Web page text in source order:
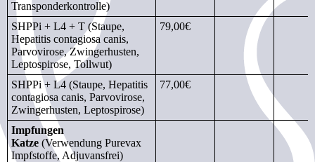
Transponderkontrolle)
SHPPi + L4 + T (Staupe,
Hepatitis contagiosa canis,
Parvovirose, Zwingerhusten,
Leptospirose, Tollwut)
79,00€
SHPPi + L4 (Staupe, Hepatitis
contagiosa canis, Parvovirose,
Zwingerhusten, Leptospirose)
77,00€
Impfungen
Katze (Verwendung Purevax
Impfstoffe, Adjuvansfrei)